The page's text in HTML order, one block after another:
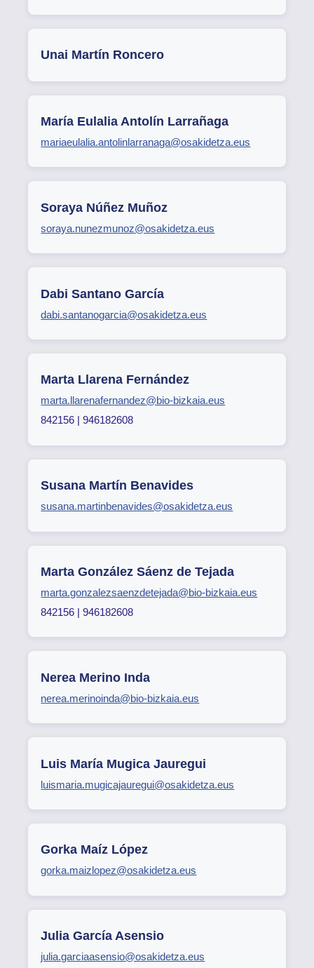
Unai Martín Roncero
María Eulalia Antolín Larrañaga
mariaeulalia.antolinlarranaga@osakidetza.eus
Soraya Núñez Muñoz
soraya.nunezmunoz@osakidetza.eus
Dabi Santano García
dabi.santanogarcia@osakidetza.eus
Marta Llarena Fernández
marta.llarenafernandez@bio-bizkaia.eus
842156 | 946182608
Susana Martín Benavides
susana.martinbenavides@osakidetza.eus
Marta González Sáenz de Tejada
marta.gonzalezsaenzdetejada@bio-bizkaia.eus
842156 | 946182608
Nerea Merino Inda
nerea.merinoinda@bio-bizkaia.eus
Luis María Mugica Jauregui
luismaria.mugicajauregui@osakidetza.eus
Gorka Maíz López
gorka.maizlopez@osakidetza.eus
Julia García Asensio
julia.garciaasensio@osakidetza.eus